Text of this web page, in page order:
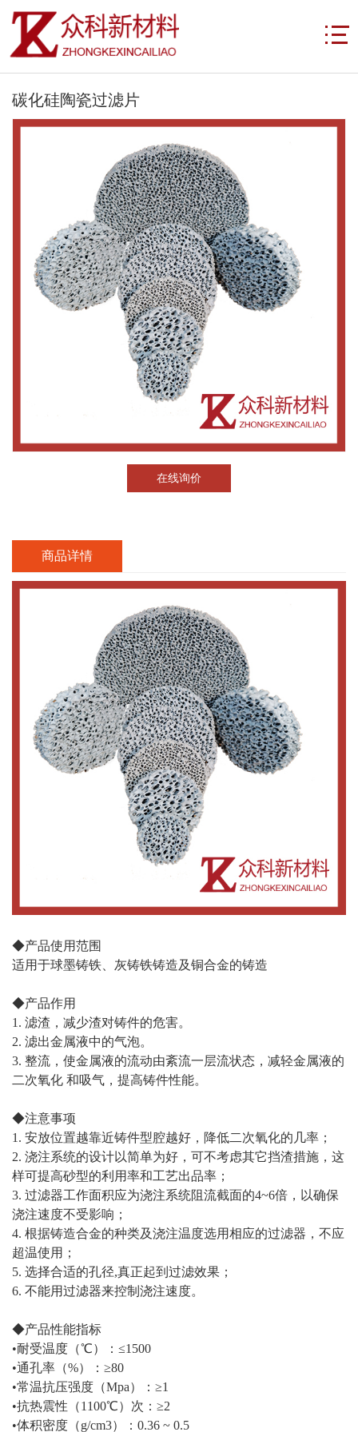
碳化硅陶瓷过滤片
在线询价
商品详情
◆产品使用范围
适用于球墨铸铁、灰铸铁铸造及铜合金的铸造
◆产品作用
1. 滤渣，减少渣对铸件的危害。
2. 滤出金属液中的气泡。
3. 整流，使金属液的流动由紊流一层流状态，减轻金属液的
二次氧化 和吸气，提高铸件性能。
◆注意事项
1. 安放位置越靠近铸件型腔越好，降低二次氧化的几率；
2. 浇注系统的设计以简单为好，可不考虑其它挡渣措施，这
样可提高砂型的利用率和工艺出品率；
3. 过滤器工作面积应为浇注系统阻流截面的4~6倍，以确保
浇注速度不受影响；
4. 根据铸造合金的种类及浇注温度选用相应的过滤器，不应
超温使用；
5. 选择合适的孔径,真正起到过滤效果；
6. 不能用过滤器来控制浇注速度。
◆产品性能指标
•耐受温度（℃）：≤1500
•通孔率（%）：≥80
•常温抗压强度（Mpa）：≥1
•抗热震性（1100℃）次：≥2
•体积密度（g/cm3）：0.36 ~ 0.5